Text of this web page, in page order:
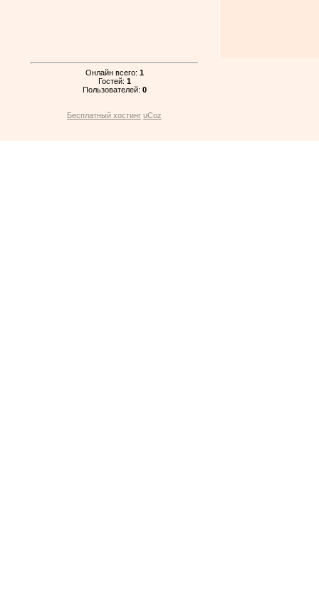
Онлайн всего: 1
Гостей: 1
Пользователей: 0
Бесплатный хостинг uCoz